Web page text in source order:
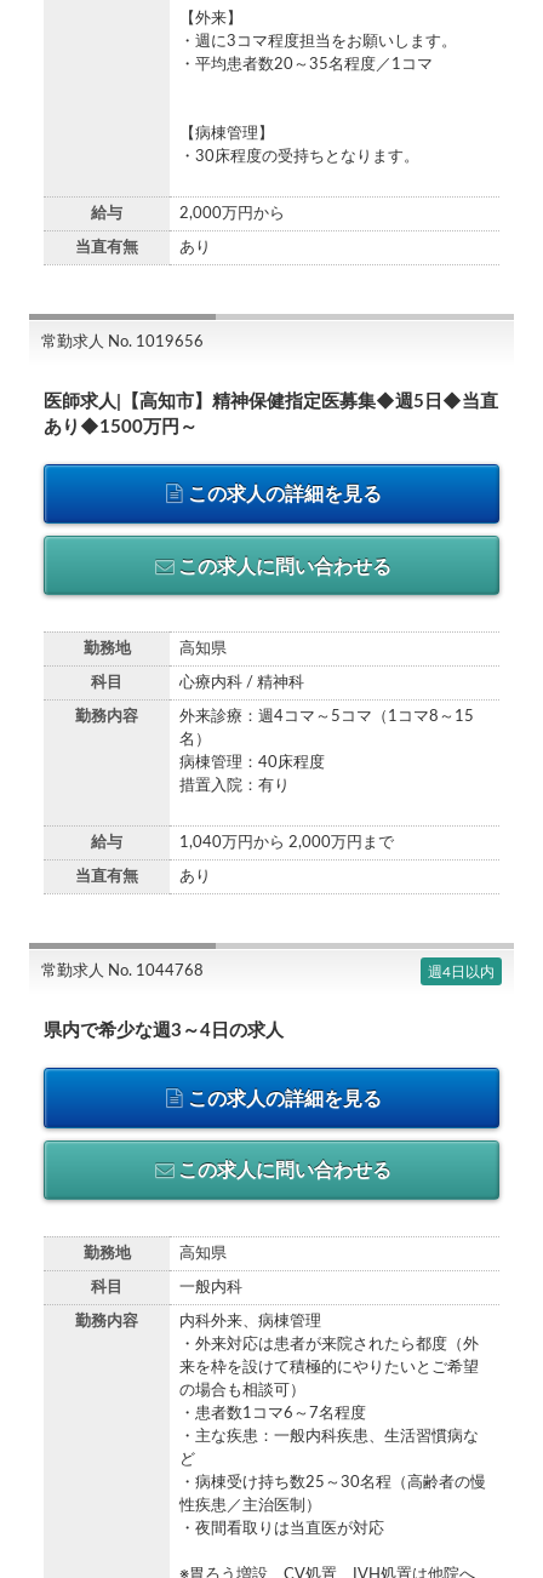
【外来】
・週に3コマ程度担当をお願いします。
・平均患者数20～35名程度／1コマ
【病棟管理】
・30床程度の受持ちとなります。
給与 2,000万円から
当直有無 あり
常勤求人 No. 1019656
医師求人|【高知市】精神保健指定医募集◆週5日◆当直
あり◆1500万円～
この求人の詳細を見る
この求人に問い合わせる
勤務地 高知県
科目 心療内科 / 精神科
勤務内容
外来診療：週4コマ～5コマ（1コマ8～15
名）
病棟管理：40床程度
措置入院：有り
給与 1,040万円から 2,000万円まで
当直有無 あり
常勤求人 No. 1044768 週4日以内
県内で希少な週3～4日の求人
この求人の詳細を見る
この求人に問い合わせる
勤務地 高知県
科目 一般内科
勤務内容
内科外来、病棟管理
・外来対応は患者が来院されたら都度（外
来を枠を設けて積極的にやりたいとご希望
の場合も相談可）
・患者数1コマ6～7名程度
・主な疾患：一般内科疾患、生活習慣病な
ど
・病棟受け持ち数25～30名程（高齢者の慢
性疾患／主治医制）
・夜間看取りは当直医が対応
※胃ろう増設、CV処置、IVH処置は他院へ